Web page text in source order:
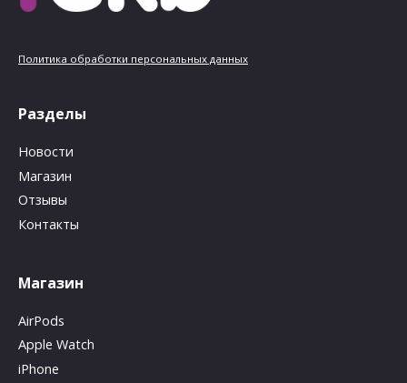
Политика обработки персональных данных
Разделы
Новости
Магазин
Отзывы
Контакты
Магазин
AirPods
Apple Watch
iPhone